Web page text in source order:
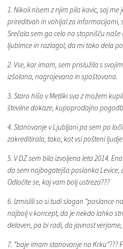
1. Nikoli nisem z njim pila kavic, saj me
prireditvah in vohljal za informacijami,
Srečala sem ga celo na stopnišču
ljubimce in razlagal, da mi tako dela
2. Vse, kar imam, sem prislužila s
izšolana, nagrajevana in spoštovana.
3. Staro hišo v Metliki sva z možem
številne dokaze, kupoprodajno
4. Stanovanje v Ljubljani pa sem po
zakreditirala, tako, kot vsi pošteni
5. V DZ sem bila izvoljena leta 2014.
da sem najbogatejša poslanka
Odločite se, kaj vam bolj ustreza???
6. Izmislili so si tudi slogan “poslance
najbolj v koncept, da je nekdo lahko
delaven, pa bi radi, da javnost
7. “baje imam stanovanje na Krku”???